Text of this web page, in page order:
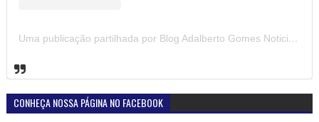
Uma publicação partilhada por Blog Adalberto Gomes Noticias (@blogadalbertogomesnoticiass)
CONHEÇA NOSSA PÁGINA NO FACEBOOK